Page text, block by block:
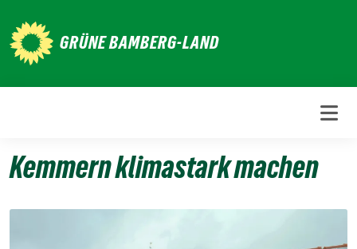
zum
Inhalt
GRÜNE BAMBERG-LAND
Kemmern klimastark machen